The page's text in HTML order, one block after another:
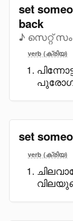
set
back
♪ സെറ്റ്
verb (ക്രിയ)
set
verb (ക്രിയ)